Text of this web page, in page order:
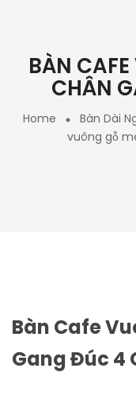
BÀN
CHÂN
Home Bàn Dài
vuông gỗ
Bàn Cafe
Gang Đúc 4